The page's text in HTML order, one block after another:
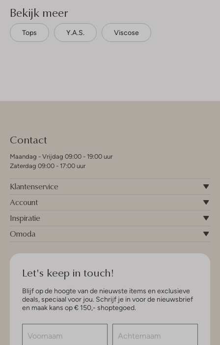
Bekijk meer
Tops Y.a.s. Viscose
Contact
Maandag - Vrijdag 09:00 - 19:00 uur
Zaterdag 09:00 - 17:00 uur
Klantenservice
Account
Inspiratie
Omoda
Let's keep in touch!
Blijf op de hoogte van de nieuwste items en exclusieve
deals, speciaal voor jou. Schrijf je in voor de nieuwsbrief
en maak kans op € 150,- shoptegoed.